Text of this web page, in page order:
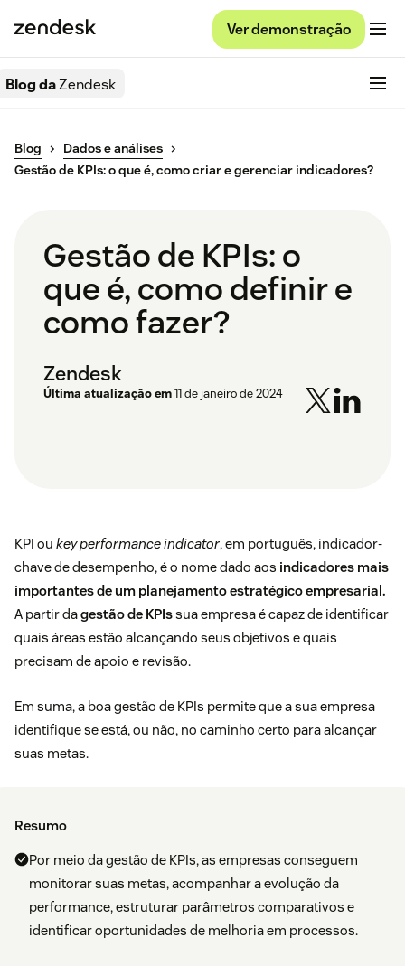
Ver demonstração
Blog daZendesk
Blog
Dados e análises
Gestão de KPIs: o que é, como criar e gerenciar indicadores?
Gestão de KPIs: o
que é, como definir e
como fazer?
Zendesk
Última atualização em11 de janeiro de 2024
KPI ou key performance indicator, em português, indicador-
chave de desempenho, é o nome dado aos indicadores mais
importantes de um planejamento estratégico empresarial.
A partir dagestão de KPIssua empresa é capaz de identificar
quais áreas estão alcançando seus objetivos e quais
precisam de apoio e revisão.
Em suma, a boa gestão de KPIs permite que a sua empresa
identifique se está, ou não, no caminho certo para alcançar
suas metas.
Resumo
Por meio da gestão de KPIs, as empresas conseguem
monitorar suas metas, acompanhar a evolução da
performance, estruturar parâmetros comparativos e
identificar oportunidades de melhoria em processos.